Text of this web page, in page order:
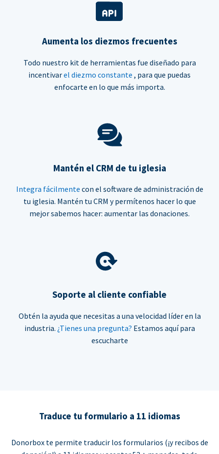
Aumenta los diezmos frecuentes
Todo nuestro kit de herramientas fue diseñado para
incentivarel diezmo constante , para que puedas
enfocarte en lo que más importa.
Mantén el CRM de tu iglesia
Integra fácilmente con el software de administración de
tu iglesia. Mantén tu CRM y permítenos hacer lo que
mejor sabemos hacer: aumentar las donaciones.
Soporte al cliente confiable
Obtén la ayuda que necesitas a una velocidad líder en la
industria. ¿Tienes una pregunta? Estamos aquí para
escucharte
Traduce tu formulario a 11 idiomas
Donorbox te permite traducir los formularios (¡y recibos de